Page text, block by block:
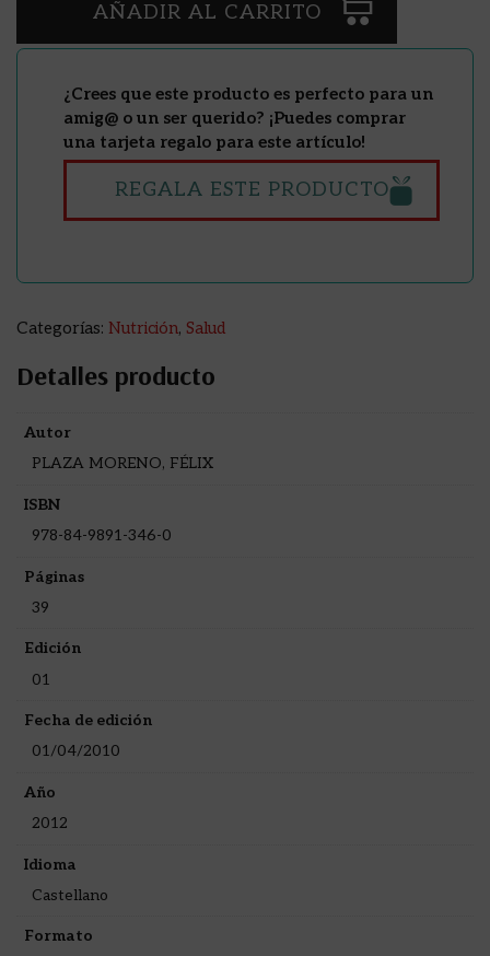
AÑADIR AL CARRITO
¿Crees que este producto es perfecto para un
amig@ o un ser querido? ¡Puedes comprar
una tarjeta regalo para este artículo!
REGALA ESTE PRODUCTO
Categorías: Nutrición, Salud
Detalles producto
Autor
PLAZA MORENO, FÉLIX
ISBN
978-84-9891-346-0
Páginas
39
Edición
01
Fecha de edición
01/04/2010
Año
2012
Idioma
Castellano
Formato